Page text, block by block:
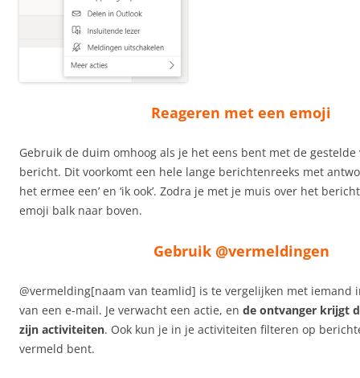
Reageren met een emoji
Gebruik de duim omhoog als je het eens bent met de
bericht. Dit voorkomt een hele lange berichtenreeks met
het ermee een’ en ‘ik ook’. Zodra je met je muis over het
emoji balk naar boven.
Gebruik @vermeldingen
@vermelding[naam van teamlid] is te vergelijken met iemand
van een e-mail. Je verwacht een actie, en de ontvanger krijgt
zijn activiteiten. Ook kun je in je activiteiten filteren op
vermeld bent.